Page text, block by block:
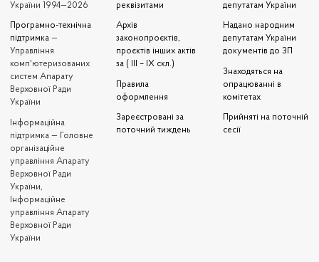
України 1994—2026
Програмно-технічна
підтримка —
Управління
комп'ютеризованих
систем Апарату
Верховної Ради
України
Iнформаційна
підтримка — Головне
організаційне
управління Апарату
Верховної Ради
України,
Інформаційне
управління Апарату
Верховної Ради
України
реквізитами
Архів
законопроєктів,
проєктів інших актів
за ( III – IX скл.)
Правила
оформлення
Зареєстровані за
поточний тиждень
депутатам України
Надано народним
депутатам України
документів до ЗП
Знаходяться на
опрацюванні в
комітетах
Прийняті на поточній
сесії